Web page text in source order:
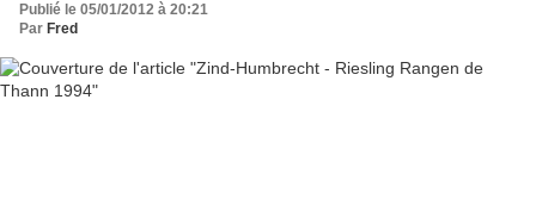
Publié le 05/01/2012 à 20:21
Par Fred